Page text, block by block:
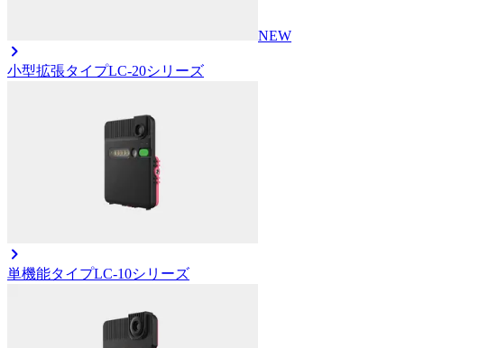
NEW
小型拡張タイプLC-20シリーズ
単機能タイプLC-10シリーズ